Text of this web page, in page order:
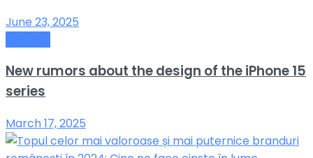
June 23, 2025
New rumors about the design of the iPhone 15
series
March 17, 2025